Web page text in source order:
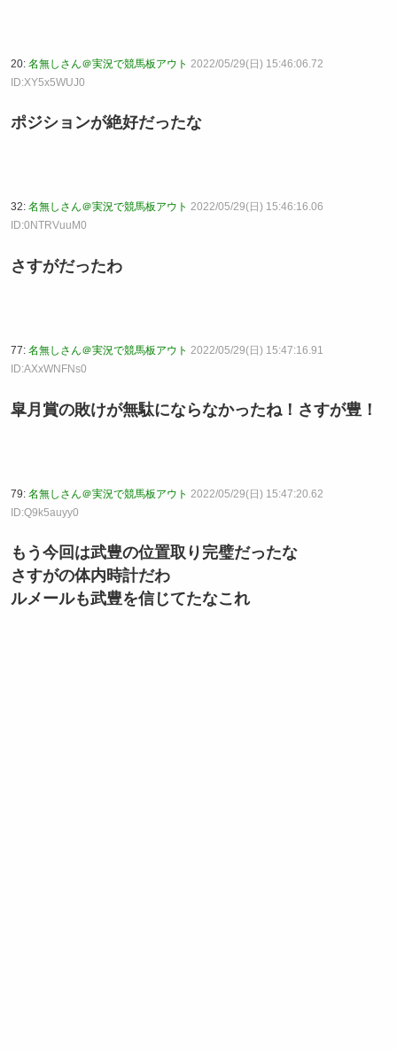
20: 名無しさん＠実況で競馬板アウト 2022/05/29(日) 15:46:06.72
ID:XY5x5WUJ0
ポジションが絶好だったな
32: 名無しさん＠実況で競馬板アウト 2022/05/29(日) 15:46:16.06
ID:0NTRVuuM0
さすがだったわ
77: 名無しさん＠実況で競馬板アウト 2022/05/29(日) 15:47:16.91
ID:AXxWNFNs0
皐月賞の敗けが無駄にならなかったね！さすが豊！
79: 名無しさん＠実況で競馬板アウト 2022/05/29(日) 15:47:20.62
ID:Q9k5auyy0
もう今回は武豊の位置取り完璧だったな
さすがの体内時計だわ
ルメールも武豊を信じてたなこれ